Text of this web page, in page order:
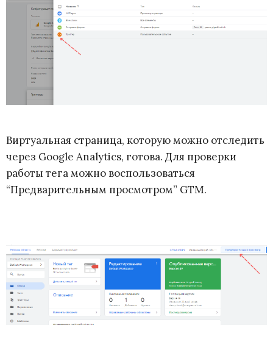
Виртуальная страница, которую можно отследить
через Google Analytics, готова. Для проверки
работы тега можно воспользоваться
“Предварительным просмотром” GTM.